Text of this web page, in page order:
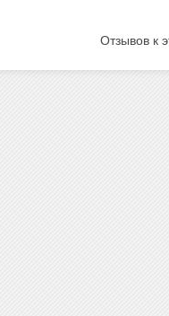
Отзывов к